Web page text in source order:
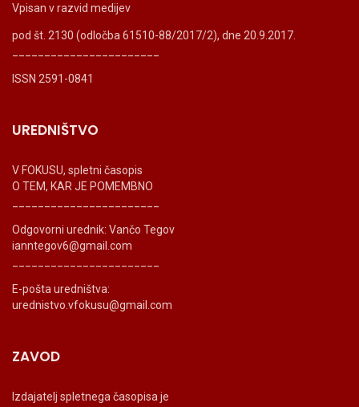
Vpisan v razvid medijev
pod št. 2130 (odločba 61510-88/2017/2), dne 20.9.2017.
ISSN 2591-0841
UREDNIŠTVO
V FOKUSU, spletni časopis
O TEM, KAR JE POMEMBNO
Odgovorni urednik: Vančo Tegov
ianntegov6@gmail.com
E-pošta uredništva:
urednistvo.vfokusu@gmail.com
ZAVOD
Izdajatelj spletnega časopisa je